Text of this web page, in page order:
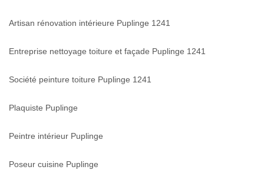
Artisan rénovation intérieure Puplinge 1241
Entreprise nettoyage toiture et façade Puplinge 1241
Société peinture toiture Puplinge 1241
Plaquiste Puplinge
Peintre intérieur Puplinge
Poseur cuisine Puplinge